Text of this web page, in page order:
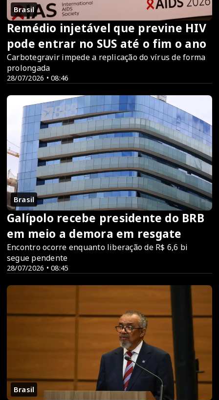
Brasil
28/07/2026 • 08:46
Remédio injetável que previne HIV
pode entrar no SUS até o fim o ano
Carbotegravir impede a replicação do vírus de forma
prolongada
Brasil
28/07/2026 • 08:45
Galípolo recebe presidente do BRB
em meio a demora em resgate
Encontro ocorre enquanto liberação de R$ 6,6 bi
segue pendente
Brasil